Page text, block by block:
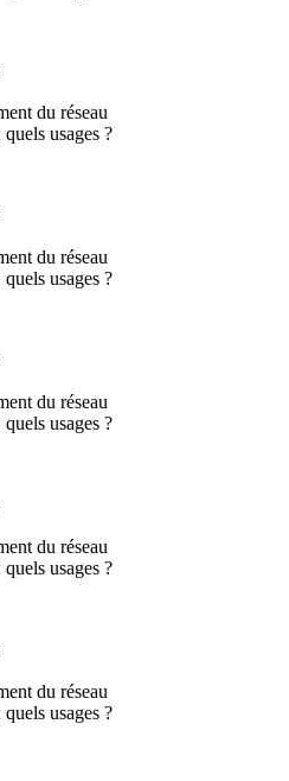
du réseau
usages ?
du réseau
usages ?
du réseau
usages ?
du réseau
usages ?
du réseau
usages ?